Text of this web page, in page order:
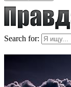
Search for: